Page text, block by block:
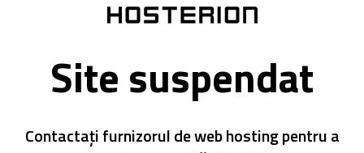
Site suspendat
Contactați furnizorul de web hosting pentru a